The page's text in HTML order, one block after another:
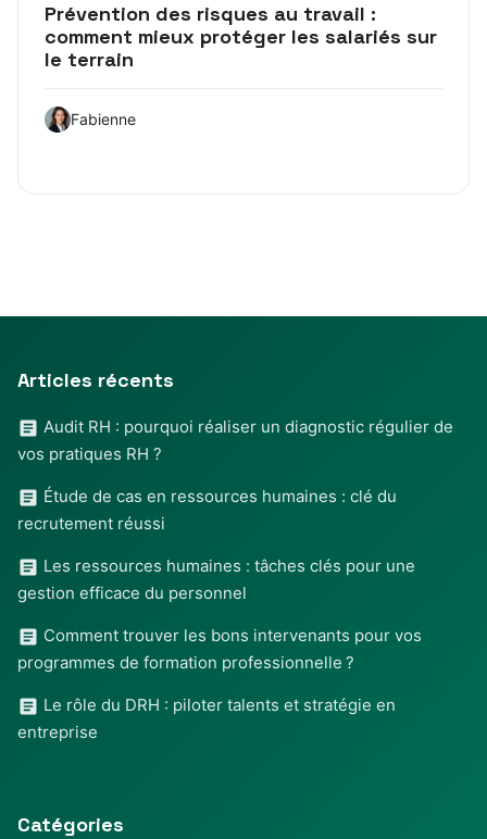
Prévention des risques au travail :
comment mieux protéger les salariés sur
le terrain
Fabienne
Articles récents
Audit RH : pourquoi réaliser un diagnostic régulier de
vos pratiques RH ?
Étude de cas en ressources humaines : clé du
recrutement réussi
Les ressources humaines : tâches clés pour une
gestion efficace du personnel
Comment trouver les bons intervenants pour vos
programmes de formation professionnelle ?
Le rôle du DRH : piloter talents et stratégie en
entreprise
Catégories